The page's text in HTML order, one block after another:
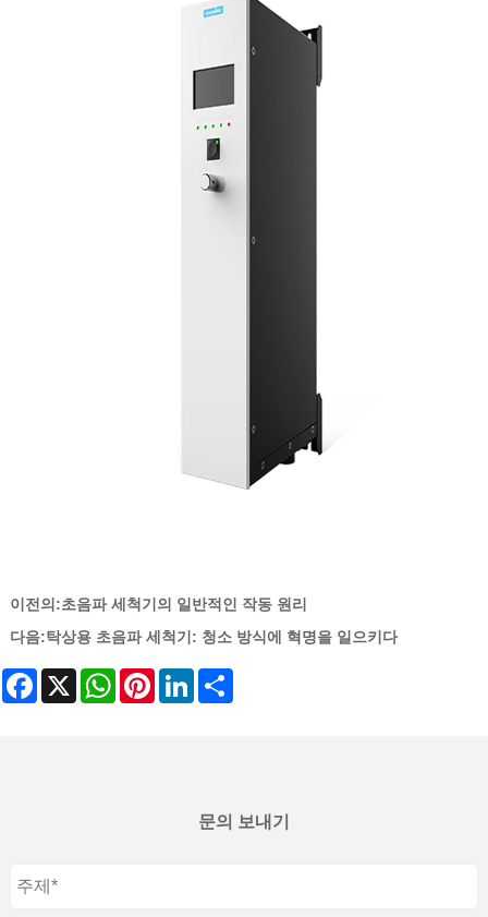
이전의:초음파 세척기의 일반적인 작동 원리
다음:탁상용 초음파 세척기: 청소 방식에 혁명을 일으키다
Facebook
X WhatsAppPinterestLinkedIn
문의 보내기